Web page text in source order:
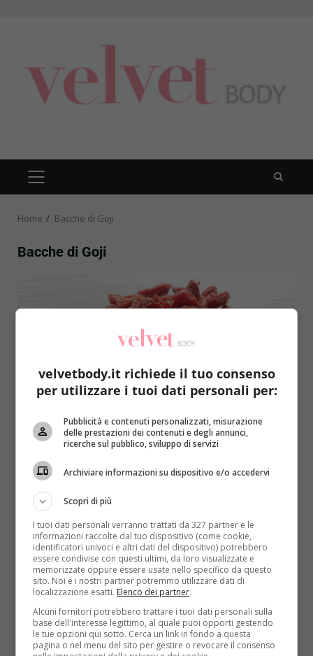
PRIMARY
MENU
Home Bacche di Goji
Bacche di Goji
Primo Piano
Bacche di goji: tutti i benefici del frutto della
longevità
Roberta Gerboni
Hanno conquistato l’occidente con il titolo di frutto
della longevità, le bacche di goji sono dolcissime,
gustose, ma anche...
Read More
velvetbody.it richiede il tuo consenso
per utilizzare i tuoi dati personali per:
Pubblicità e contenuti personalizzati, misurazione
delle prestazioni dei contenuti e degli annunci,
ricerche sul pubblico, sviluppo di servizi
Archiviare informazioni su dispositivo e/o accedervi
Scopri di più
I tuoi dati personali verranno trattati da 327 partner e le
informazioni raccolte dal tuo dispositivo (come cookie,
identificatori univoci e altri dati del dispositivo) potrebbero
essere condivise con questi ultimi, da loro visualizzate e
memorizzate oppure essere usate nello specifico da questo
sito. Noi e i nostri partner potremmo utilizzare dati di
localizzazione esatti. Elenco dei partner.
Alcuni fornitori potrebbero trattare i tuoi dati personali sulla
base dell'interesse legittimo, al quale puoi opporti gestendo
le tue opzioni qui sotto. Cerca un link in fondo a questa
pagina o nel menu del sito per gestire o revocare il consenso